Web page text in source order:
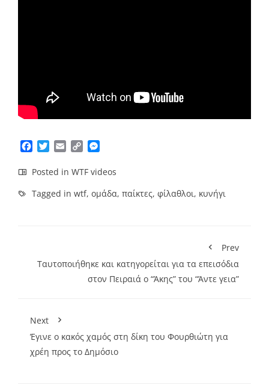
Facebook
TwitterEmailCopy
Posted in WTF videos
Tagged in wtf, ομάδα, παίκτες, φίλαθλοι, κυνήγι
Prev
Ταυτοποιήθηκε και κατηγορείται για τα επεισόδια
στον Πειραιά ο “Άκης” του “Άντε γεια”
Next
Έγινε ο κακός χαμός στη δίκη του Φουρθιώτη για
χρέη προς το Δημόσιο